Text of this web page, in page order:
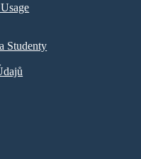
Studenty